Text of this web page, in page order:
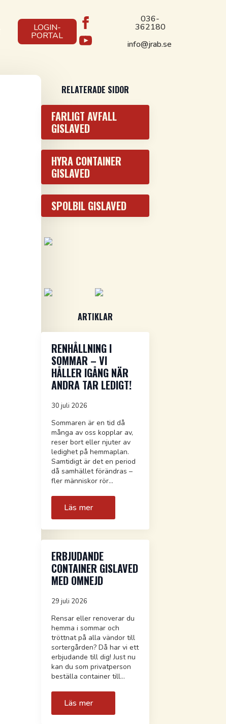
LOGIN-
PORTAL
036-
362180
info@jrab.se
RELATERADE SIDOR
FARLIGT AVFALL
GISLAVED
HYRA CONTAINER
GISLAVED
SPOLBIL GISLAVED
ARTIKLAR
RENHÅLLNING I
SOMMAR – VI
HÅLLER IGÅNG NÄR
ANDRA TAR LEDIGT!
30 juli 2026
Sommaren är en tid då
många av oss kopplar av,
reser bort eller njuter av
ledighet på hemmaplan.
Samtidigt är det en period
då samhället förändras –
fler människor rör…
Läs mer
ERBJUDANDE
CONTAINER GISLAVED
MED OMNEJD
29 juli 2026
Rensar eller renoverar du
hemma i sommar och
tröttnat på alla vändor till
sortergården? Då har vi ett
erbjudande till dig! Just nu
kan du som privatperson
beställa container till…
Läs mer